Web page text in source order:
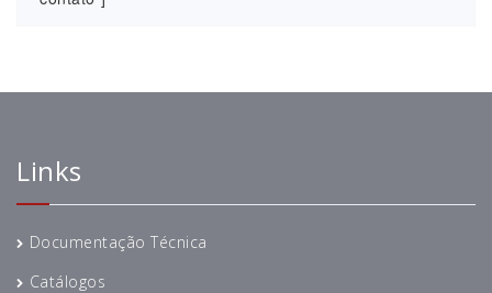
Links
Documentação Técnica
Catálogos